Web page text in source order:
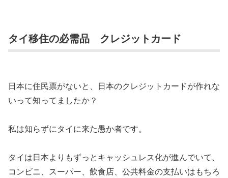
タイ移住の必需品 クレジットカード
日本に住民票がないと、日本のクレジットカードが作れな
いって知ってましたか？
私は知らずにタイに来た愚か者です。
タイは日本よりもずっとキャッシュレス化が進んでいて、
コンビニ、スーパー、飲食店、公共料金の支払いはもちろ